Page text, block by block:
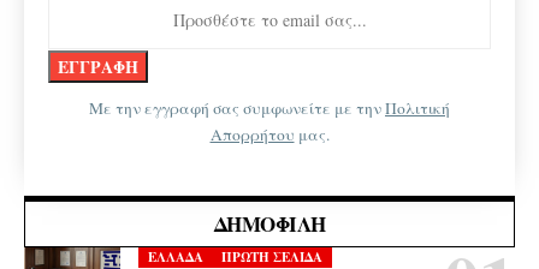
Με την εγγραφή σας συμφωνείτε με τηνΠολιτική
Απορρήτου μας.
ΔΗΜΟΦΙΛΉ
ΕΛΛΑΔΑ ΠΡΩΤΗ ΣΕΛΙΔΑ